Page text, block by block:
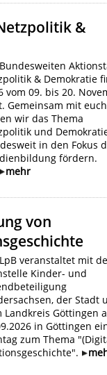
&
& Demokratie
vom 09. bis 20.
Gemeinsam mit euch
wir das Thema
und
in den Fokus
fördern.
mehr
von
veranstaltet mit
Kinder- und
der Stadt
Landkreis Göttingen
in Göttingen
zum Thema